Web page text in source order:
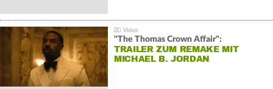
"The Thomas Crown Affair":
TRAILER ZUM REMAKE MIT
MICHAEL B. JORDAN